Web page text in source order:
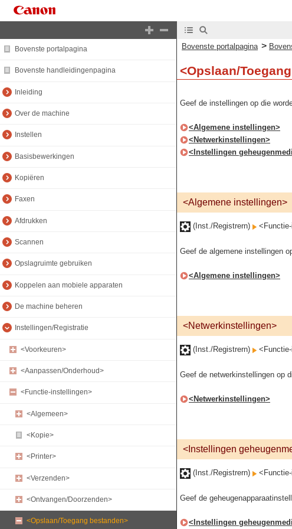
Bovenste portalpagina
Bovenste handleidingenpagina
Inleiding
Over de machine
Instellen
Basisbewerkingen
Kopiëren
Faxen
Afdrukken
Scannen
Opslagruimte gebruiken
Koppelen aan mobiele apparaten
De machine beheren
Instellingen/Registratie
<Voorkeuren>
<Aanpassen/Onderhoud>
<Functie-instellingen>
<Algemeen>
<Kopie>
<Printer>
<Verzenden>
<Ontvangen/Doorzenden>
<Opslaan/Toegang bestanden>
Bovenste portalpagina >
<Opslaan/
Geef de instellingen op die
<Algemene instellingen>
<Netwerkinstellingen>
<Instellingen
<Algemene instellingen>
(Inst./Registrern)
Geef de algemene instellingen
<Algemene instellingen>
<Netwerkinstellingen>
(Inst./Registrern)
Geef de netwerkinstellingen op
<Netwerkinstellingen>
<Instellingen
(Inst./Registrern)
Geef de
<Instellingen